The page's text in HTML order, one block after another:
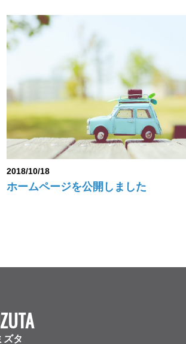
2018/10/18
ホームページを公開しました
タ